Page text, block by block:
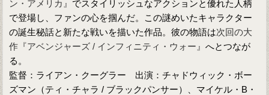
ン・アメリカ』 でスタイリッシュなアクションと優れた人柄
で登場し、ファンの心を掴んだ。この謎めいたキャラクター
の誕生秘話と新たな戦いを描いた作品。彼の物語は次回の大
作『アベンジャーズ / インフィニティ・ウォー』へとつなが
る。
監督：ライアン・クーグラー 出演：チャドウィック・ボー
ズマン（ティ・チャラ / ブラックパンサー）、マイケル・B・